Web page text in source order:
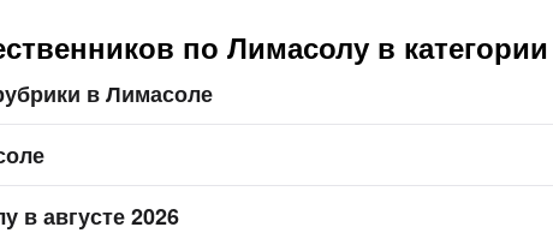
по Лимасолу в
в Лимасоле
в августе 2026